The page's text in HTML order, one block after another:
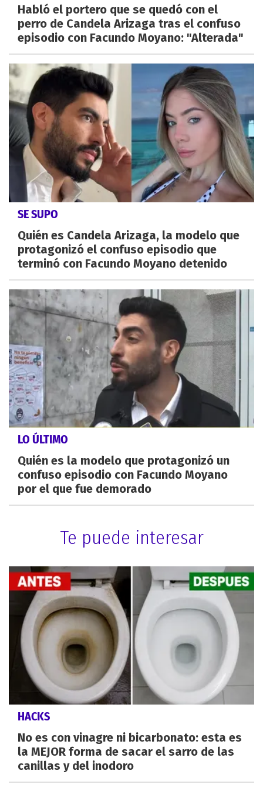
Habló el portero que se quedó con el
perro de Candela Arizaga tras el confuso
episodio con Facundo Moyano: "Alterada"
SE SUPO
Quién es Candela Arizaga, la modelo que
protagonizó el confuso episodio que
terminó con Facundo Moyano detenido
LO ÚLTIMO
Quién es la modelo que protagonizó un
confuso episodio con Facundo Moyano
por el que fue demorado
Te puede interesar
HACKS
No es con vinagre ni bicarbonato: esta es
la MEJOR forma de sacar el sarro de las
canillas y del inodoro